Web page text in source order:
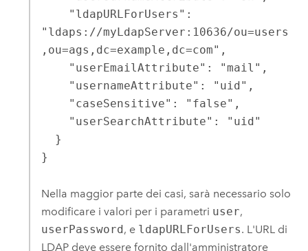
"ldaps://myLdapServer:10636/ou=users
,ou=ags,dc=example,dc=com",
}
Nella maggior parte dei casi, sarà necessario solo
modificare i valori per i parametri user,
userPassword, e ldapURLForUsers. L'URL di
LDAP deve essere fornito dall'amministratore